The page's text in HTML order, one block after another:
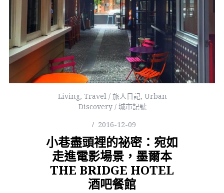
Living,Travel / 旅人日記,Urban
Discovery / 城市記號
2016-12-09
小巷盡頭裡的祕密：宛如
走進電影場景，墨爾本
THE BRIDGE HOTEL
酒吧餐館